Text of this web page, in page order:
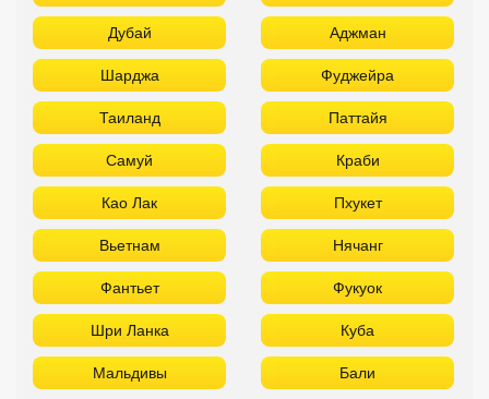
Дубай Аджман
Шарджа Фуджейра
Таиланд Паттайя
Самуй Краби
Као Лак Пхукет
Вьетнам Нячанг
Фантьет Фукуок
Шри Ланка Куба
Мальдивы Бали